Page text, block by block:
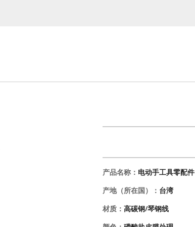
产品名称： 电动手工具零配件
产地（所在国）： 台湾
材质： 高碳钢/琴钢线